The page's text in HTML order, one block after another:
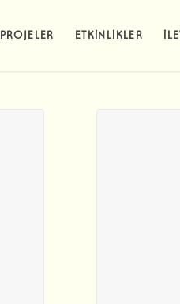
PROJELER ETKİNLİKLER